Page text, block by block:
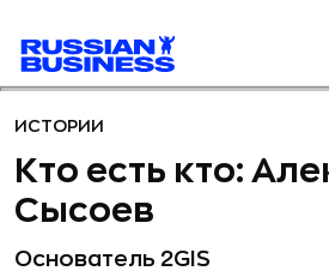
ИСТОРИИ
Кто есть кто:
Сысоев
Основатель 2GIS